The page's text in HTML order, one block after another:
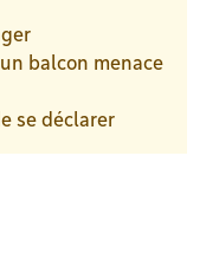
balcon menace
se déclarer